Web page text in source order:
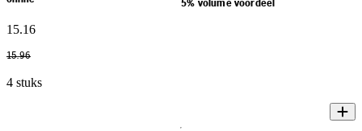
5% volume voordeel
15.16
15.96
4 stuks